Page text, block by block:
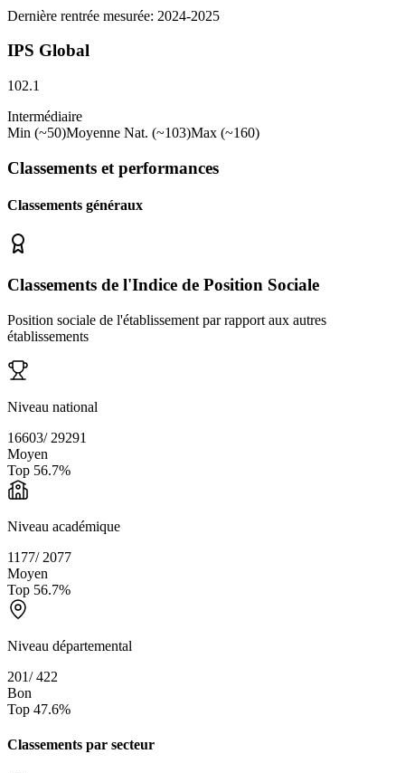
Dernière rentrée mesurée: 2024-2025
IPS Global
102.1
Intermédiaire
Min (~50)Moyenne Nat. (~103)Max (~160)
Classements et performances
Classements généraux
Classements de l'Indice de Position Sociale
Position sociale de l'établissement par rapport aux autres
établissements
Niveau national
16603/ 29291
Moyen
Top 56.7%
Niveau académique
1177/ 2077
Moyen
Top 56.7%
Niveau départemental
201/422
Bon
Top 47.6%
Classements par secteur